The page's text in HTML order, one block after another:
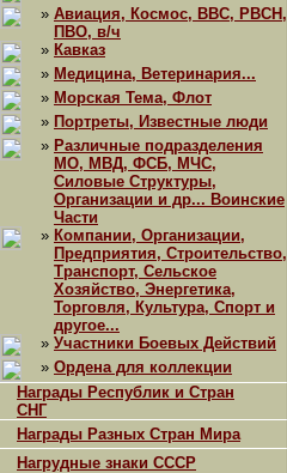
» Авиация, Космос, ВВС, РВСН,
ПВО, в/ч
» Кавказ
» Медицина, Ветеринария...
» Морская Тема, Флот
» Портреты, Известные люди
» Различные подразделения
МО, МВД, ФСБ, МЧС,
Силовые Структуры,
Организации и др... Воинские
Части
» Компании, Организации,
Предприятия, Строительство,
Транспорт, Сельское
Хозяйство, Энергетика,
Торговля, Культура, Спорт и
другое...
» Участники Боевых Действий
» Ордена для коллекции
Награды Республик и Стран
СНГ
Награды Разных Стран Мира
Нагрудные знаки СССР